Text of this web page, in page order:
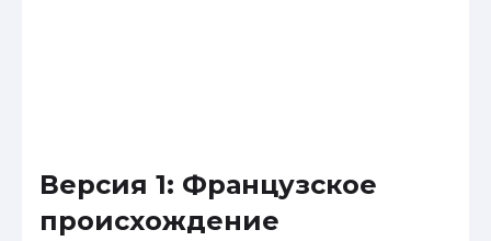
Версия 1: Французское
происхождение